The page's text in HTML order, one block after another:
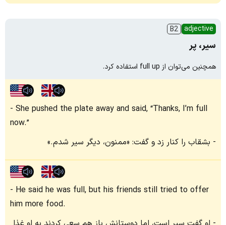
adjective
B2
سیر، پر
همچنین می‌توان از full up استفاده کرد.
She pushed the plate away and said, “Thanks, I’m full
now.”
بشقاب را کنار زد و گفت: «ممنون، دیگر سیر شدم.»
He said he was full, but his friends still tried to offer
him more food.